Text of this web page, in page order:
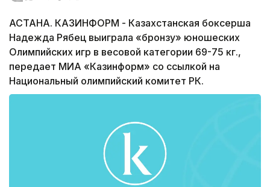
АСТАНА. КАЗИНФОРМ - Казахстанская боксерша
Надежда Рябец выиграла «бронзу» юношеских
Олимпийских игр в весовой категории 69-75 кг.,
передает МИА «Казинформ» со ссылкой на
Национальный олимпийский комитет РК.